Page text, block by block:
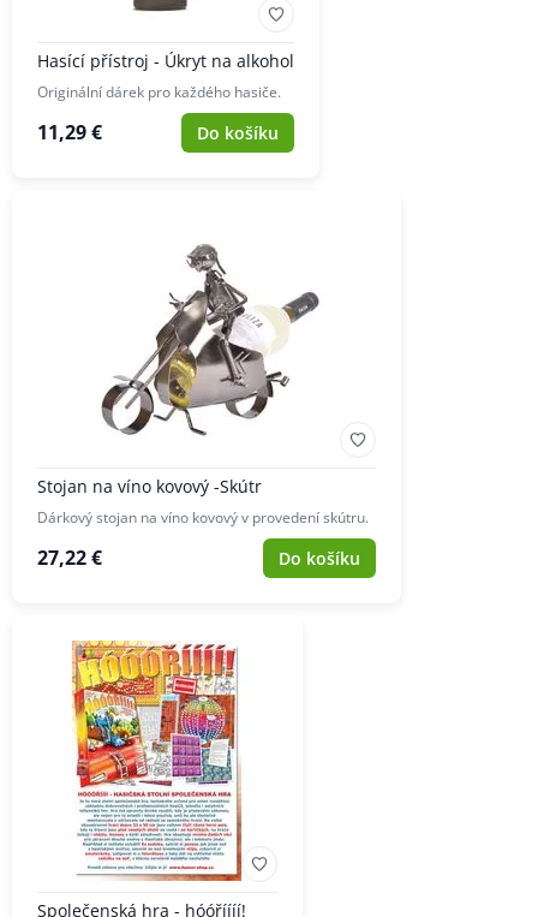
Hasící přístroj - Úkryt na alkohol
Originální dárek pro každého hasiče.
11,29 € Do košíku
Stojan na víno kovový -Skútr
Dárkový stojan na víno kovový v provedení skútru.
27,22 € Do košíku
Společenská hra - hóóříííí!